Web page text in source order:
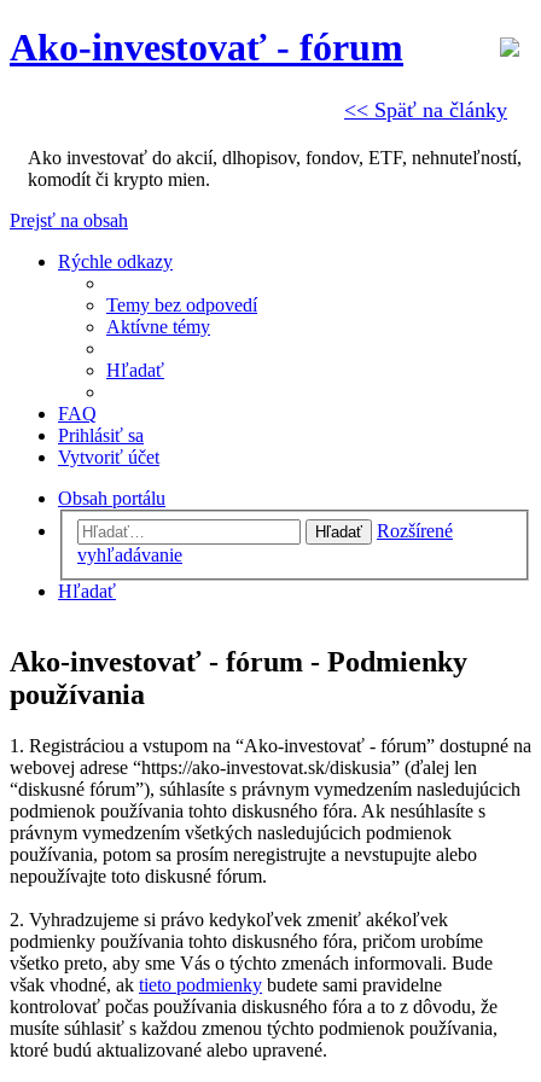
<< Späť na články
Ako-investovať - fórum
Ako investovať do akcií, dlhopisov, fondov, ETF, nehnuteľností,
komodít či krypto mien.
Prejsť na obsah
Rýchle odkazy
Temy bez odpovedí
Aktívne témy
Hľadať
FAQ
Prihlásiť sa
Vytvoriť účet
Obsah portálu
Hľadať
Rozšírené
vyhľadávanie
Hľadať
Ako-investovať - fórum - Podmienky
používania
1. Registráciou a vstupom na “Ako-investovať - fórum” dostupné na
webovej adrese “https://ako-investovat.sk/diskusia” (ďalej len
“diskusné fórum”), súhlasíte s právnym vymedzením nasledujúcich
podmienok používania tohto diskusného fóra. Ak nesúhlasíte s
právnym vymedzením všetkých nasledujúcich podmienok
používania, potom sa prosím neregistrujte a nevstupujte alebo
nepoužívajte toto diskusné fórum.
2. Vyhradzujeme si právo kedykoľvek zmeniť akékoľvek
podmienky používania tohto diskusného fóra, pričom urobíme
všetko preto, aby sme Vás o týchto zmenách informovali. Bude
však vhodné, ak tieto podmienky budete sami pravidelne
kontrolovať počas používania diskusného fóra a to z dôvodu, že
musíte súhlasiť s každou zmenou týchto podmienok používania,
ktoré budú aktualizované alebo upravené.